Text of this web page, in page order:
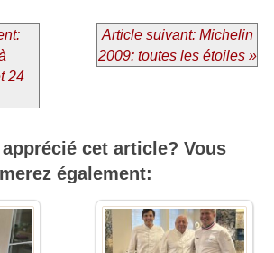
24
Article suivant: Michelin
2009: toutes les étoiles »
apprécié cet article? Vous
également: